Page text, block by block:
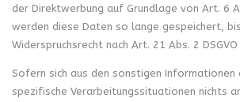
der Direktwerbung auf Grundlage von Art. 6
werden diese Daten so lange gespeichert,
Widerspruchsrecht nach Art. 21 Abs. 2 DSGVO
Sofern sich aus den sonstigen Informationen
spezifische Verarbeitungssituationen nichts